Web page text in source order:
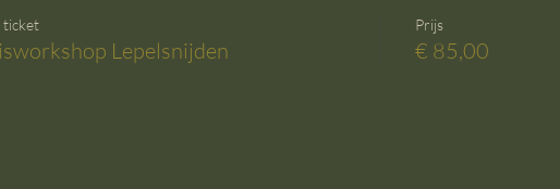
ticket
Lepelsnijden
Prijs
€ 85,00